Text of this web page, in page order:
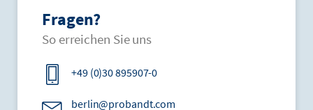
Fragen?
So erreichen Sie uns
+49 (0)30 895907-0
berlin@probandt.com